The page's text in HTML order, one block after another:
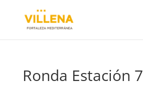
Ronda Estación 7